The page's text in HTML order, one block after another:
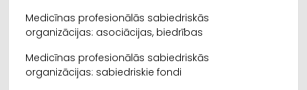
Medicīnas profesionālās sabiedriskās
organizācijas: asociācijas, biedrības
Medicīnas profesionālās sabiedriskās
organizācijas: sabiedriskie fondi